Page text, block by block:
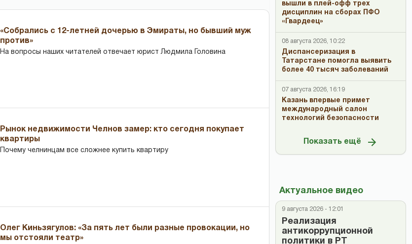
«Собрались с 12-летней дочерью в Эмираты, но бывший муж
против»
На вопросы наших читателей отвечает юрист Людмила Головина
Рынок недвижимости Челнов замер: кто сегодня покупает
квартиры
Почему челнинцам все сложнее купить квартиру
Олег Киньзягулов: «За пять лет были разные провокации, но
мы отстояли театр»
вышли в плей-офф трех
дисциплин на сборах ПФО
«Гвардеец»
08 августа 2026, 10:22
Диспансеризация в
Татарстане помогла выявить
более 40 тысяч заболеваний
07 августа 2026, 16:19
Казань впервые примет
международный салон
технологий безопасности
Показать ещё
Актуальное видео
9 августа 2026 - 12:01
Реализация
антикоррупционной
политики в РТ